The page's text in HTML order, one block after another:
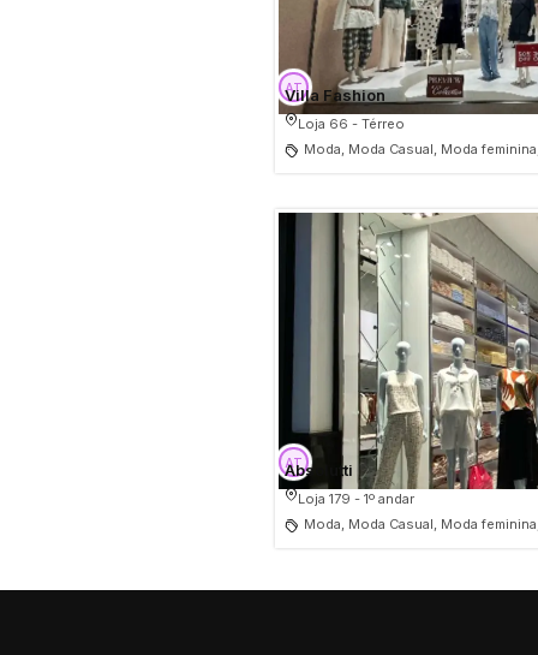
Villa Fashion
Loja 66 - Térreo
Moda, Moda Casual, Moda
Absolutti
Loja 179 - 1º andar
Moda, Moda Casual, Moda